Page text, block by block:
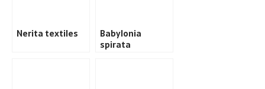
Nerita textiles
Babylonia
spirata